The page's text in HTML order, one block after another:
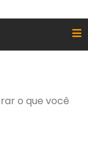
o que você